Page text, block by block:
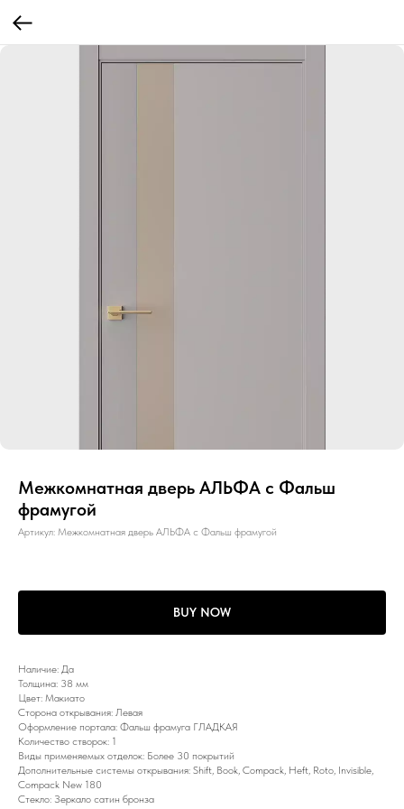
Межкомнатная дверь АЛЬФА с Фальш
фрамугой
Артикул: Межкомнатная дверь АЛЬФА с Фальш фрамугой
BUY NOW
Наличие: Да
Толщина: 38 мм
Цвет: Макиато
Сторона открывания: Левая
Оформление портала: Фальш фрамуга ГЛАДКАЯ
Количество створок: 1
Виды применяемых отделок: Более 30 покрытий
Дополнительные системы открывания: Shift, Book, Compack, Heft, Roto, Invisible,
Compack New 180
Стекло: Зеркало сатин бронза